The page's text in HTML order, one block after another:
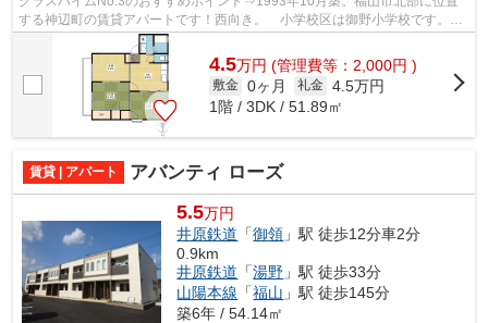
する神辺町の賃貸アパートです！西向き。 小学校区は御野小学校です。
コンビニまで徒歩約4分の距離なのでちょ...
4.5万円 (管理費等：2,000円 )
敷金 0ヶ月 礼金 4.5万円
1階 / 3DK / 51.89㎡
賃貸 | アパート アバンティ ローズ
5.5万円
井原鉄道 「御領 」駅 徒歩12分車2分
0.9km
井原鉄道 「湯野 」駅 徒歩33分
山陽本線 「福山 」駅 徒歩145分
築6年 / 54.14㎡